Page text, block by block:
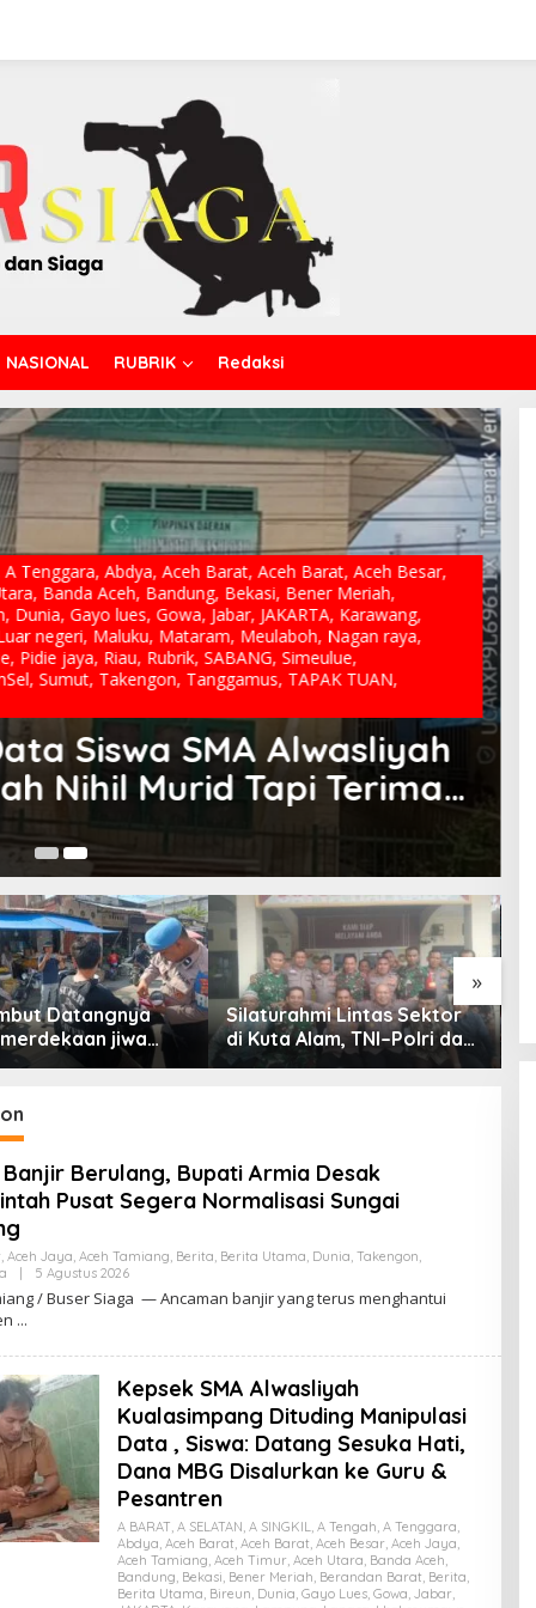
NASIONAL RUBRIK Redaksi
A Tenggara, Abdya, Aceh Barat, Aceh Barat, Aceh Besar,
, Banda Aceh, Bandung, Bekasi, Bener Meriah,
, Dunia, Gayo lues, Gowa, Jabar, JAKARTA, Karawang,
negeri, Maluku, Mataram, Meulaboh, Nagan raya,
, Pidie jaya, Riau, Rubrik, SABANG, Simeulue,
, Sumut, Takengon, Tanggamus, TAPAK TUAN,
Siswa SMA Alwasliyah
Nihil Murid Tapi Terima
Bergizi
»
Datangnya
jiwa
Warga
Silaturahmi Lintas Sektor
di Kuta Alam, TNI–Polri dan
Desa Perkokoh
Banjir Berulang, Bupati Armia Desak
Pusat Segera Normalisasi Sungai
, Aceh Jaya, Aceh Tamiang, Berita, Berita Utama, Dunia, Takengon,
5 Agustus 2026O
E
U
R
E
D
A
T
U
R
/ Buser Siaga — Ancaman banjir yang terus menghantui
Kepsek SMA Alwasliyah
Kualasimpang Dituding Manipulasi
Data , Siswa: Datang Sesuka Hati,
Dana MBG Disalurkan ke Guru &
Pesantren
A BARAT, A SELATAN, A SINGKIL, A Tengah, A Tenggara,
Abdya, Aceh Barat, Aceh Barat, Aceh Besar, Aceh Jaya,
Aceh Tamiang, Aceh Timur, Aceh Utara, Banda Aceh,
Bandung, Bekasi, Bener Meriah, Berandan Barat, Berita,
Berita Utama, Bireun, Dunia, Gayo Lues, Gowa, Jabar,